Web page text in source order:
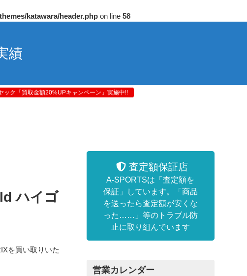
katawara/header.php on line 58
績
ック「買取金額20%UPキャンペーン」実施中!!
ハイゴ
を買い取りいた
査定額保証店
A-SPORTSは「査定額を
保証」しています。「商品
を送ったら査定額が安くな
った……」等のトラブル防
止に取り組んでいます
営業カレンダー